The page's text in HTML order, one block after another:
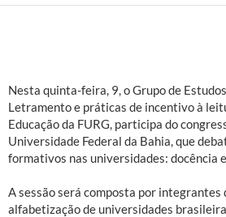
Nesta quinta-feira, 9, o Grupo de
Letramento e práticas de incentivo à
Educação da FURG, participa do
Universidade Federal da Bahia, que
formativos nas universidades: docência
A sessão será composta por
alfabetização de universidades